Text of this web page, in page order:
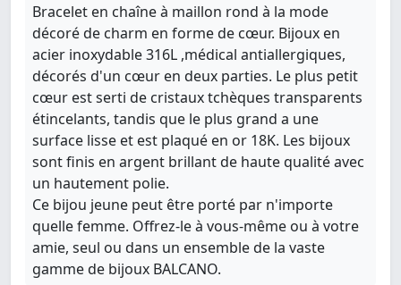
Bracelet en chaîne à maillon rond à la mode
décoré de charm en forme de cœur. Bijoux en
acier inoxydable 316L ,médical antiallergiques,
décorés d'un cœur en deux parties. Le plus petit
cœur est serti de cristaux tchèques transparents
étincelants, tandis que le plus grand a une
surface lisse et est plaqué en or 18K. Les bijoux
sont finis en argent brillant de haute qualité avec
un hautement polie.
Ce bijou jeune peut être porté par n'importe
quelle femme. Offrez-le à vous-même ou à votre
amie, seul ou dans un ensemble de la vaste
gamme de bijoux BALCANO.